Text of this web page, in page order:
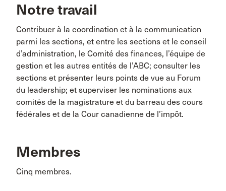
Notre travail
Contribuer à la coordination et à la communication
parmi les sections, et entre les sections et le conseil
d’administration, le Comité des finances, l’équipe de
gestion et les autres entités de l’ABC; consulter les
sections et présenter leurs points de vue au Forum
du leadership; et superviser les nominations aux
comités de la magistrature et du barreau des cours
fédérales et de la Cour canadienne de l’impôt.
Membres
Cinq membres.